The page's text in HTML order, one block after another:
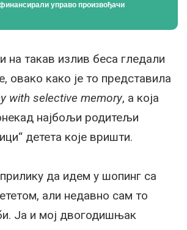
управо произвођачи
на такав излив беса гледали
овако како је то представила
with selective memory, а која
најбољи родитељи
детета које вришти.
да идем у шопинг са
али недавно сам то
Ја и мој двогодишњак